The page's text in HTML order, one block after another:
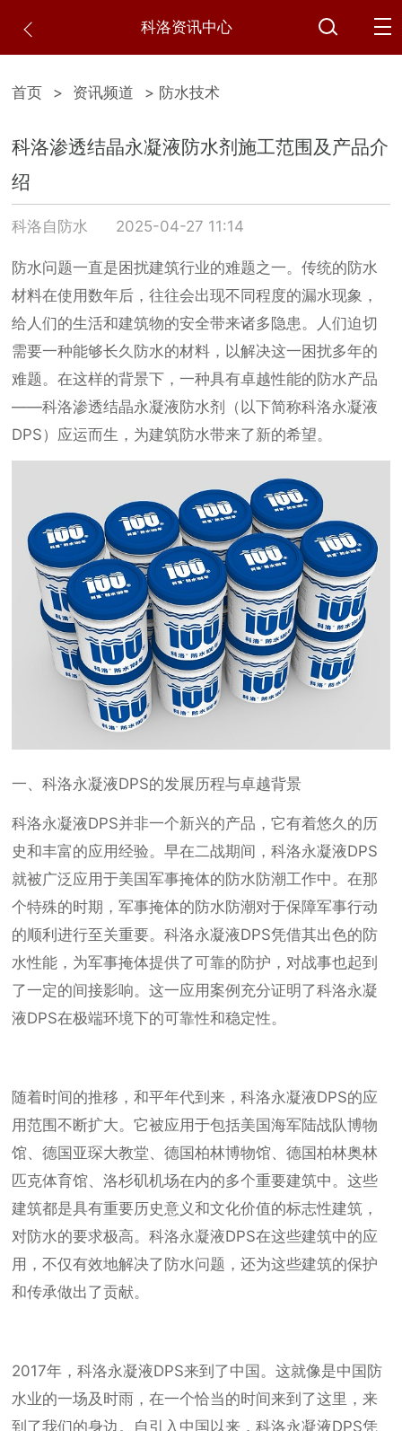
科洛资讯中心
首页 > 资讯频道 > 防水技术
科洛渗透结晶永凝液防水剂施工范围及产品介
绍
科洛自防水 2025-04-27 11:14
防水问题一直是困扰建筑行业的难题之一。传统的防水
材料在使用数年后，往往会出现不同程度的漏水现象，
给人们的生活和建筑物的安全带来诸多隐患。人们迫切
需要一种能够长久防水的材料，以解决这一困扰多年的
难题。在这样的背景下，一种具有卓越性能的防水产品
——科洛渗透结晶永凝液防水剂（以下简称科洛永凝液
DPS）应运而生，为建筑防水带来了新的希望。
一、科洛永凝液DPS的发展历程与卓越背景
科洛永凝液DPS并非一个新兴的产品，它有着悠久的历
史和丰富的应用经验。早在二战期间，科洛永凝液DPS
就被广泛应用于美国军事掩体的防水防潮工作中。在那
个特殊的时期，军事掩体的防水防潮对于保障军事行动
的顺利进行至关重要。科洛永凝液DPS凭借其出色的防
水性能，为军事掩体提供了可靠的防护，对战事也起到
了一定的间接影响。这一应用案例充分证明了科洛永凝
液DPS在极端环境下的可靠性和稳定性。
随着时间的推移，和平年代到来，科洛永凝液DPS的应
用范围不断扩大。它被应用于包括美国海军陆战队博物
馆、德国亚琛大教堂、德国柏林博物馆、德国柏林奥林
匹克体育馆、洛杉矶机场在内的多个重要建筑中。这些
建筑都是具有重要历史意义和文化价值的标志性建筑，
对防水的要求极高。科洛永凝液DPS在这些建筑中的应
用，不仅有效地解决了防水问题，还为这些建筑的保护
和传承做出了贡献。
2017年，科洛永凝液DPS来到了中国。这就像是中国防
水业的一场及时雨，在一个恰当的时间来到了这里，来
到了我们的身边。自引入中国以来，科洛永凝液DPS凭